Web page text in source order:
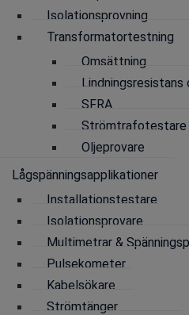
Isolationsprovning
Transformatortestning
Omsättning
Lindningsresistans
SFRA
Strömtrafotestare
Oljeprovare
Lågspänningsapplikationer
Installationstestare
Isolationsprovare
Multimetrar &
Pulsekometer
Kabelsökare
Strömtänger
Den